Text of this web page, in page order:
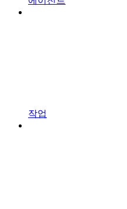
작업